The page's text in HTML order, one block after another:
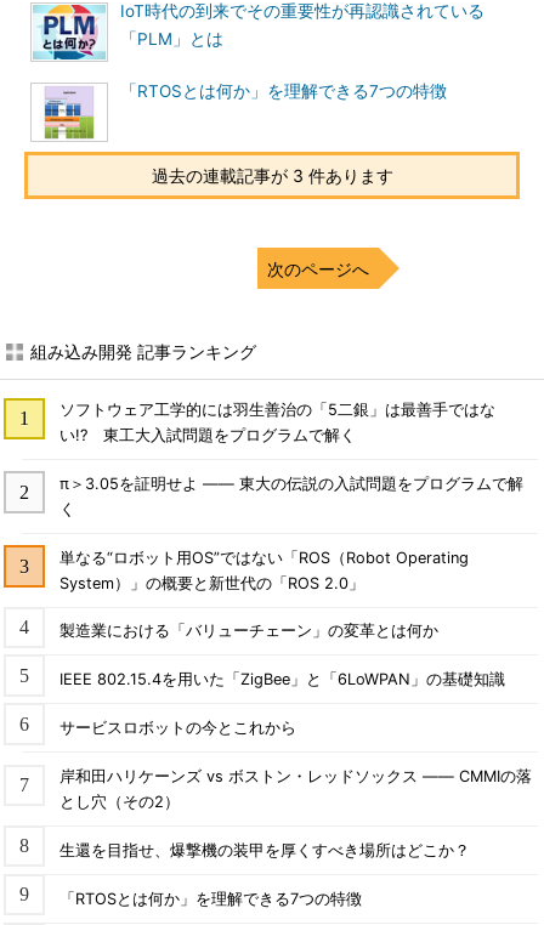
IoT時代の到来でその重要性が再認識されている
「PLM」とは
「RTOSとは何か」を理解できる7つの特徴
過去の連載記事が 3 件あります
次のページへ
組み込み開発 記事ランキング
ソフトウェア工学的には羽生善治の「5二銀」は最善手ではな
い!? 東工大入試問題をプログラムで解く
π＞3.05を証明せよ ―― 東大の伝説の入試問題をプログラムで解
く
単なる“ロボット用OS”ではない「ROS（Robot Operating
System）」の概要と新世代の「ROS 2.0」
製造業における「バリューチェーン」の変革とは何か
IEEE 802.15.4を用いた「ZigBee」と「6LoWPAN」の基礎知識
サービスロボットの今とこれから
岸和田ハリケーンズ vs ボストン・レッドソックス ―― CMMIの落
とし穴（その2）
生還を目指せ、爆撃機の装甲を厚くすべき場所はどこか？
「RTOSとは何か」を理解できる7つの特徴